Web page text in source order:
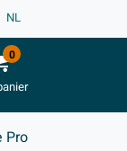
NL
0
Pro